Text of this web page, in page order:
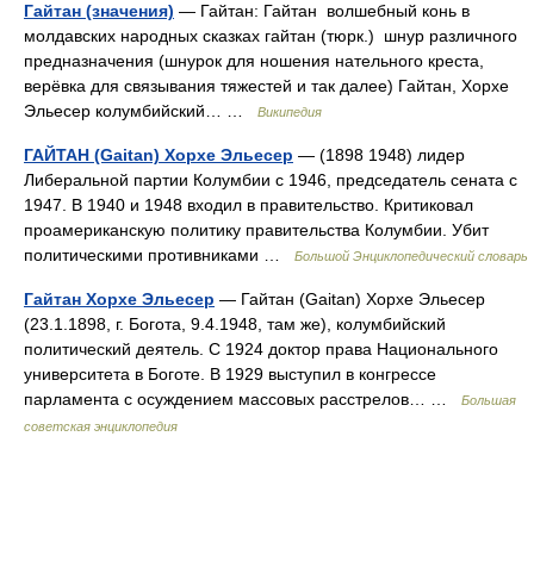
Гайтан (значения) — Гайтан: Гайтан волшебный конь в
молдавских народных сказках гайтан (тюрк.) шнур различного
предназначения (шнурок для ношения нательного креста,
верёвка для связывания тяжестей и так далее) Гайтан, Хорхе
Эльесер колумбийский… …
Википедия
ГАЙТАН (Gaitan) Хорхе Эльесер — (1898 1948) лидер
Либеральной партии Колумбии с 1946, председатель сената с
1947. В 1940 и 1948 входил в правительство. Критиковал
проамериканскую политику правительства Колумбии. Убит
политическими противниками …
Большой Энциклопедический словарь
Гайтан Хорхе Эльесер — Гайтан (Gaitan) Хорхе Эльесер
(23.1.1898, г. Богота, 9.4.1948, там же), колумбийский
политический деятель. С 1924 доктор права Национального
университета в Боготе. В 1929 выступил в конгрессе
парламента с осуждением массовых расстрелов… …
Большая
советская энциклопедия